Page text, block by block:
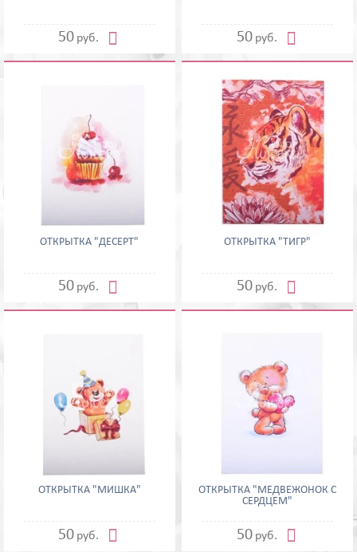
50 руб.  50 руб. 
ОТКРЫТКА "ДЕСЕРТ"
50 руб. 
ОТКРЫТКА "ТИГР"
50 руб. 
ОТКРЫТКА "МИШКА"
50 руб. 
ОТКРЫТКА "МЕДВЕЖОНОК С
СЕРДЦЕМ"
50 руб. 